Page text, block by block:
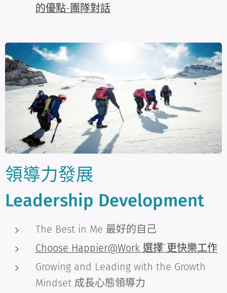
的優點-團隊對話
領導力發展
Leadership Development
The Best in Me 最好的自己
Choose Happier@Work 選擇˙更快樂工作
Growing and Leading with the Growth
Mindset 成長心態領導力